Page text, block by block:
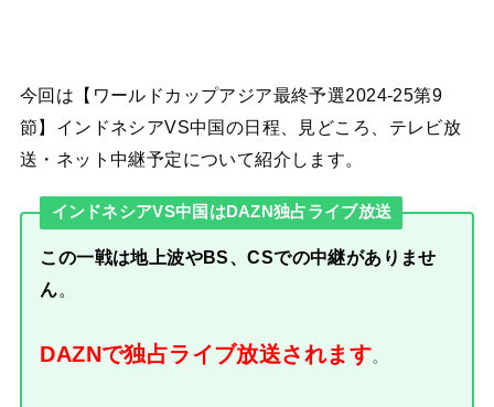
今回は【ワールドカップアジア最終予選2024-25第9
節】インドネシアVS中国の日程、見どころ、テレビ放
送・ネット中継予定について紹介します。
インドネシアVS中国はDAZN独占ライブ放送
この一戦は地上波やBS、CSでの中継がありませ
ん。
DAZNで独占ライブ放送されます。